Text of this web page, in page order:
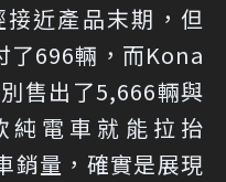
近產品末期，但
了696輛，而Kona
售出了5,666輛與
純電車就能拉抬
銷量，確實是展現